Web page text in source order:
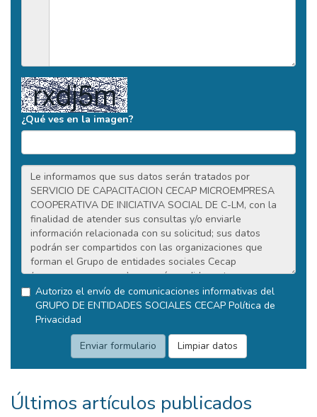
¿Qué ves en la imagen?
Autorizo el envío de comunicaciones informativas del
GRUPO DE ENTIDADES SOCIALES CECAP Política de
Privacidad
Últimos artículos publicados